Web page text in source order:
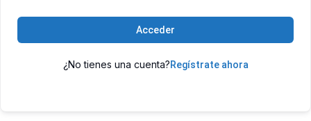
Acceder
¿No tienes una cuenta?Regístrate ahora